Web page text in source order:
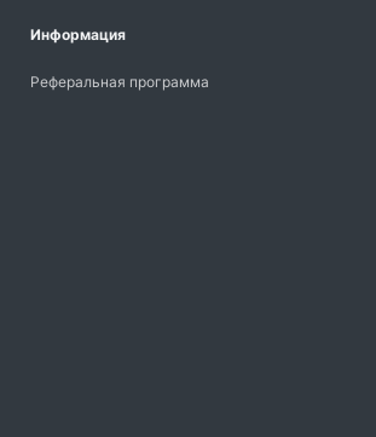
Информация
Реферальная программа